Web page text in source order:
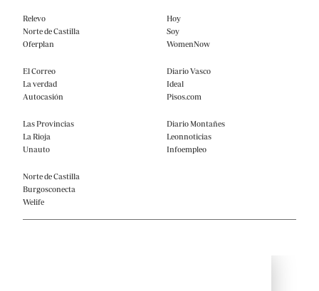
Relevo
Norte de Castilla
Oferplan
Hoy
Soy
WomenNow
El Correo
La verdad
Autocasión
Diario Vasco
Ideal
Pisos.com
Las Provincias
La Rioja
Unauto
Diario Montañes
Leonnoticias
Infoempleo
Norte de Castilla
Burgosconecta
Welife